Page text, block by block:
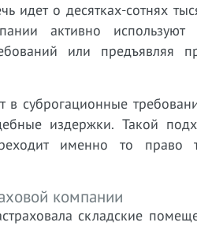
идет о десятках-сотнях
активно используют
или предъявляя
в суброгационные
издержки. Такой
именно то право
компании
складские